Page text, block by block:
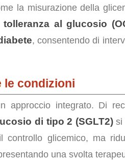
la misurazione della
al glucosio
, consentendo di
le condizioni
approccio integrato. Di
di tipo 2 (SGLT2)si
controllo glicemico, ma
una svolta